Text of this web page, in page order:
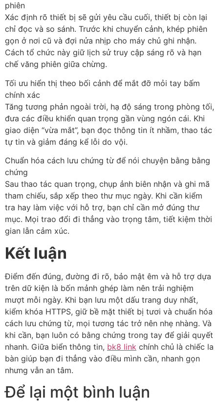
phiên
Xác định rõ thiết bị sẽ gửi yêu cầu cuối, thiết bị còn lại
chỉ đọc và so sánh. Trước khi chuyển cảnh, khép phiên
gọn ở nơi cũ và đợi nửa nhịp cho máy chủ ghi nhận.
Cách tổ chức này giữ lịch sử truy cập sáng rõ và hạn
chế văng phiên giữa chừng.
Tối ưu hiển thị theo bối cảnh để mắt đỡ mỏi tay bấm
chính xác
Tăng tương phản ngoài trời, hạ độ sáng trong phòng tối,
đưa các điều khiển quan trọng gần vùng ngón cái. Khi
giao diện “vừa mắt”, bạn đọc thông tin ít nhầm, thao tác
tự tin và giảm đáng kể lỗi do vội.
Chuẩn hóa cách lưu chứng từ để nói chuyện bằng bằng
chứng
Sau thao tác quan trọng, chụp ảnh biên nhận và ghi mã
tham chiếu, sắp xếp theo thư mục ngày. Khi cần kiểm
tra hay làm việc với hỗ trợ, bạn chỉ cần mở đúng thư
mục. Mọi trao đổi đi thẳng vào trọng tâm, tiết kiệm thời
gian lẫn cảm xúc.
Kết luận
Điểm đến đúng, đường đi rõ, bảo mật êm và hỗ trợ dựa
trên dữ kiện là bốn mảnh ghép làm nên trải nghiệm
mượt mỗi ngày. Khi bạn lưu một dấu trang duy nhất,
kiểm khóa HTTPS, giữ bề mặt thiết bị tươi và chuẩn hóa
cách lưu chứng từ, mọi tương tác trở nên nhẹ nhàng. Và
khi cần, bạn luôn có bằng chứng trong tay để giải quyết
nhanh. Giữa biển thông tin, bk8 link chính chủ là chiếc la
bàn giúp bạn đi thẳng vào điều mình cần, nhanh gọn
nhưng vẫn an tâm.
Để lại một bình luận